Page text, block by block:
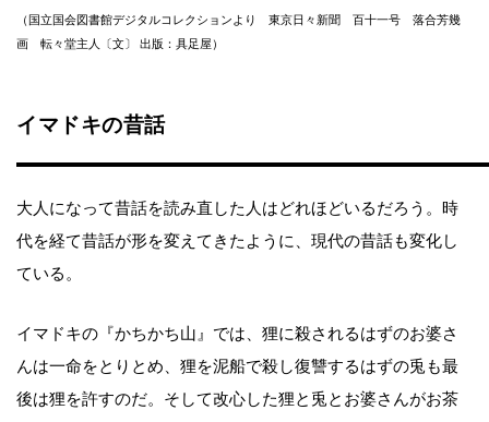
（国立国会図書館デジタルコレクションより 東京日々新聞 百十一号 落合芳幾
画 転々堂主人〔文〕 出版：具足屋）
イマドキの昔話
大人になって昔話を読み直した人はどれほどいるだろう。時
代を経て昔話が形を変えてきたように、現代の昔話も変化し
ている。
イマドキの『かちかち山』では、狸に殺されるはずのお婆さ
んは一命をとりとめ、狸を泥船で殺し復讐するはずの兎も最
後は狸を許すのだ。そして改心した狸と兎とお婆さんがお茶